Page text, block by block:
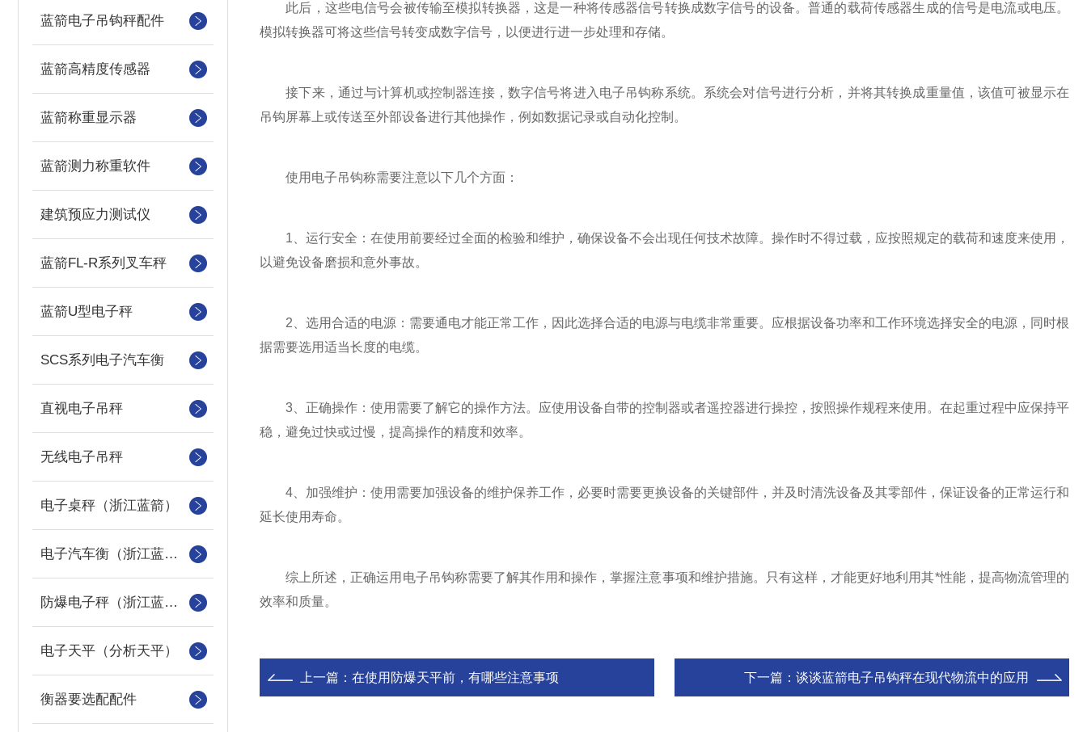
蓝箭电子吊钩秤配件
蓝箭高精度传感器
蓝箭称重显示器
蓝箭测力称重软件
建筑预应力测试仪
蓝箭FL-R系列叉车秤
蓝箭U型电子秤
SCS系列电子汽车衡
直视电子吊秤
无线电子吊秤
电子桌秤（浙江蓝箭）
电子汽车衡（浙江蓝箭汽车衡）
防爆电子秤（浙江蓝箭防爆秤）
电子天平（分析天平）
衡器要选配配件
此后，这些电信号会被传输至模拟转换器，这是一种将传感器信号转换成数字信号的设备。普通的载荷传感器生成的信号是电流或电压。
模拟转换器可将这些信号转变成数字信号，以便进行进一步处理和存储。
接下来，通过与计算机或控制器连接，数字信号将进入电子吊钩称系统。系统会对信号进行分析，并将其转换成重量值，该值可被显示在
吊钩屏幕上或传送至外部设备进行其他操作，例如数据记录或自动化控制。
使用电子吊钩称需要注意以下几个方面：
1、运行安全：在使用前要经过全面的检验和维护，确保设备不会出现任何技术故障。操作时不得过载，应按照规定的载荷和速度来使用，
以避免设备磨损和意外事故。
2、选用合适的电源：需要通电才能正常工作，因此选择合适的电源与电缆非常重要。应根据设备功率和工作环境选择安全的电源，同时根
据需要选用适当长度的电缆。
3、正确操作：使用需要了解它的操作方法。应使用设备自带的控制器或者遥控器进行操控，按照操作规程来使用。在起重过程中应保持平
稳，避免过快或过慢，提高操作的精度和效率。
4、加强维护：使用需要加强设备的维护保养工作，必要时需要更换设备的关键部件，并及时清洗设备及其零部件，保证设备的正常运行和
延长使用寿命。
综上所述，正确运用电子吊钩称需要了解其作用和操作，掌握注意事项和维护措施。只有这样，才能更好地利用其*性能，提高物流管理的
效率和质量。
上一篇： 在使用防爆天平前，有哪些注意事项 下一篇： 谈谈蓝箭电子吊钩秤在现代物流中的应用